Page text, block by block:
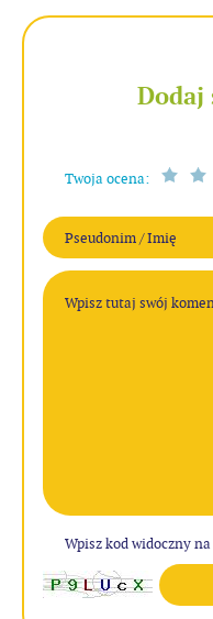
Dodaj
Twoja ocena:
Wpisz kod widoczny